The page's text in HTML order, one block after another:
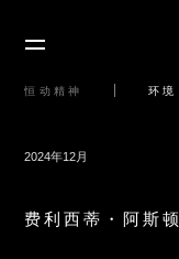
恒动精神 环境
2024年12月
费利西蒂・阿斯顿